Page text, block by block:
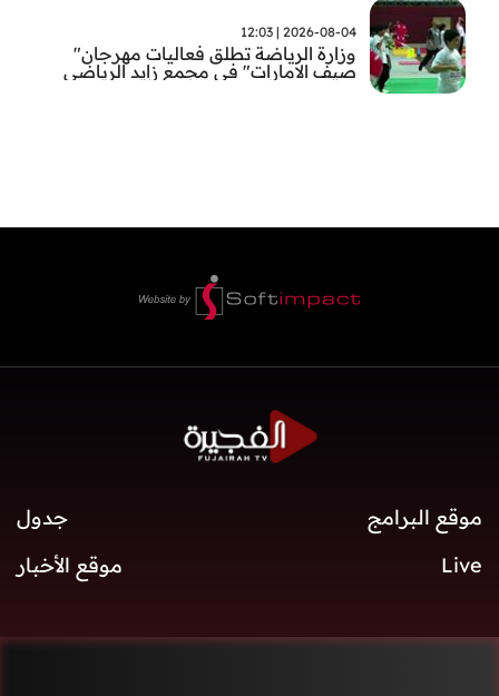
2026-08-04 | 12:03
وزارة الرياضة تطلق فعاليات مهرجان"
صيف الامارات" في مجمع زايد الرياضي
موقع البرامج
جدول
Live
موقع الأخبار